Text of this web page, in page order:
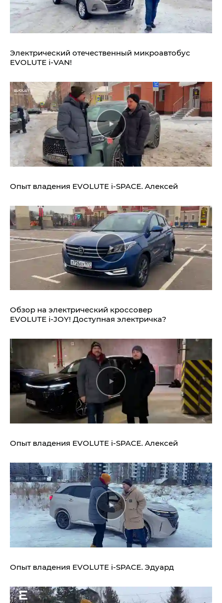
Электрический отечественный микроавтобус
EVOLUTE i‑VAN!
Опыт владения EVOLUTE i‑SPACE. Алексей
Обзор на электрический кроссовер
EVOLUTE i‑JOY! Доступная электричка?
Опыт владения EVOLUTE i‑SPACE. Алексей
Опыт владения EVOLUTE i‑SPACE. Эдуард